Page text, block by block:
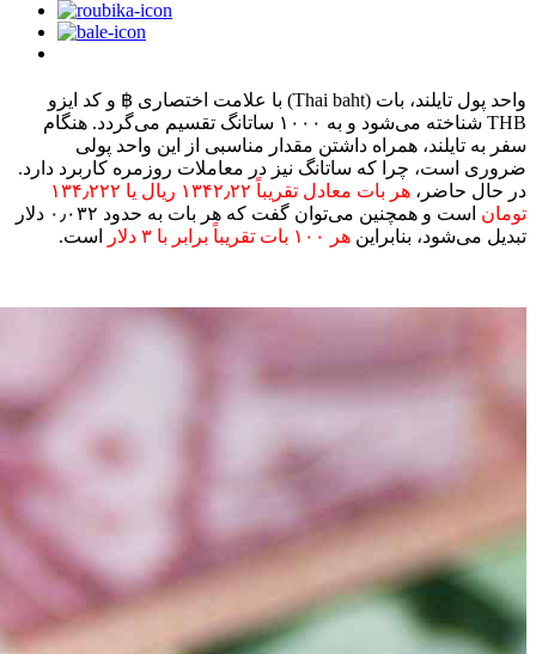
واحد پول تایلند، بات (Thai baht) با علامت اختصاری ฿ و کد ایزو
THB شناخته می‌شود و به ۱۰۰۰ ساتانگ تقسیم می‌گردد. هنگام
سفر به تایلند، همراه داشتن مقدار مناسبی از این واحد پولی
ضروری است، چرا که ساتانگ نیز در معاملات روزمره کاربرد دارد.
در حال حاضر،
هر بات معادل تقریباً ۱۳۴۲٫۲۲ ریال یا ۱۳۴٫۲۲۲
تومان
است و همچنین می‌توان گفت که هر بات به حدود ۰٫۰۳۲ دلار
تبدیل می‌شود، بنابراین هر ۱۰۰ بات تقریباً برابر با ۳ دلار است.